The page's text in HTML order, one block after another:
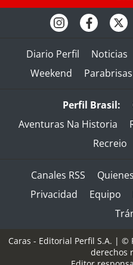
Diario Perfil Noticias
Weekend
Parabrisas
Perfil Brasil:
Aventuras Na Historia
Recreio
Canales RSS
Privacidad
Equipo
Caras - Editorial Perfil S.A. | ©
derechos